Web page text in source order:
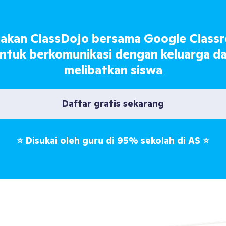
ClassDojo bersama Google
berkomunikasi dengan keluarga
melibatkan siswa
Daftar gratis sekarang
⭐ Disukai oleh guru di 95% sekolah di AS ⭐